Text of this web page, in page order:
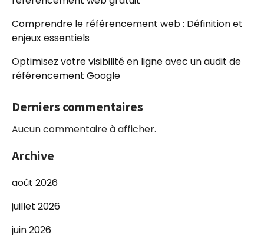
Comprendre le référencement web : Définition et
enjeux essentiels
Optimisez votre visibilité en ligne avec un audit de
référencement Google
Derniers commentaires
Aucun commentaire à afficher.
Archive
août 2026
juillet 2026
juin 2026